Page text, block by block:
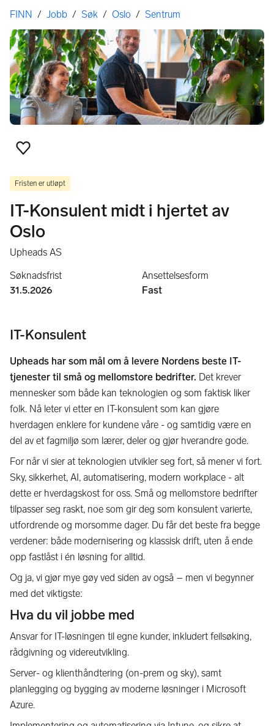
Her er du
FINN / Jobb / Søk / Oslo / Sentrum
Fristen er utløpt
IT-Konsulent midt i hjertet av
Oslo
Upheads AS
Søknadsfrist
31.5.2026
Ansettelsesform
Fast
IT-Konsulent
Upheads har som mål om å levere Nordens beste IT-
tjenester til små og mellomstore bedrifter. Det krever
mennesker som både kan teknologien og som faktisk liker
folk. Nå leter vi etter en IT-konsulent som kan gjøre
hverdagen enklere for kundene våre - og samtidig være en
del av et fagmiljø som lærer, deler og gjør hverandre gode.
For når vi sier at teknologien utvikler seg fort, så mener vi fort.
Sky, sikkerhet, AI, automatisering, modern workplace - alt
dette er hverdagskost for oss. Små og mellomstore bedrifter
tilpasser seg raskt, noe som gir deg som konsulent varierte,
utfordrende og morsomme dager. Du får det beste fra begge
verdener: både modernisering og klassisk drift, uten å ende
opp fastlåst i én løsning for alltid.
Og ja, vi gjør mye gøy ved siden av også – men vi begynner
med det viktigste:
Hva du vil jobbe med
Ansvar for IT-løsningen til egne kunder, inkludert feilsøking,
rådgivning og videreutvikling.
Server- og klienthåndtering (on-prem og sky), samt
planlegging og bygging av moderne løsninger i Microsoft
Azure.